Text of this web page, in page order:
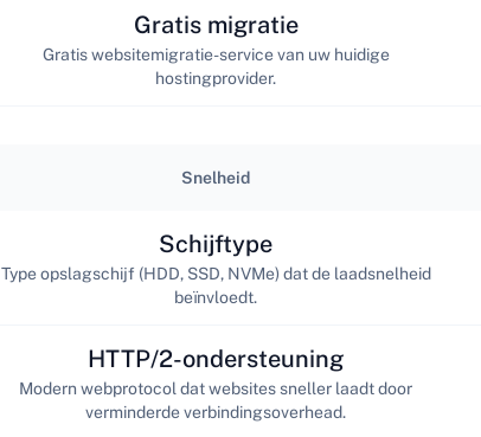
Gratis migratie
Gratis websitemigratie-service van uw huidige
hostingprovider.
Snelheid
Schijftype
Type opslagschijf (HDD, SSD, NVMe) dat de laadsnelheid
beïnvloedt.
HTTP/2-ondersteuning
Modern webprotocol dat websites sneller laadt door
verminderde verbindingsoverhead.